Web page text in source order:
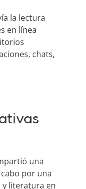
la lectura
en línea
chats,
una
por una
y literatura en